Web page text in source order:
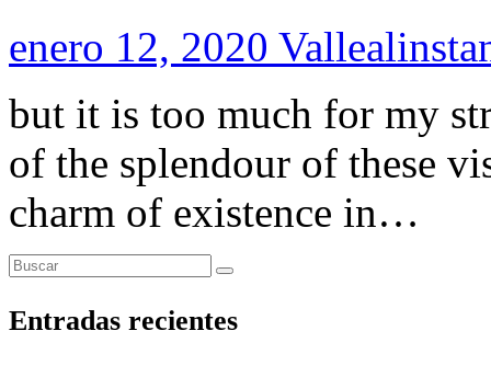
enero 12, 2020
but it is too much for my
of the splendour of these
charm of existence in…
Entradas recientes